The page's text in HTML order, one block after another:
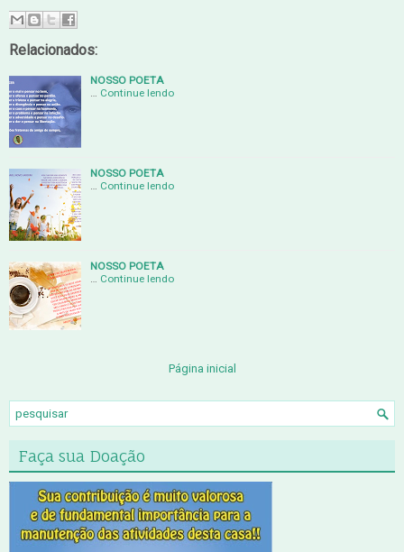
Relacionados:
NOSSO POETA
… Continue lendo
NOSSO POETA
… Continue lendo
NOSSO POETA
… Continue lendo
Página inicial
Faça sua Doação